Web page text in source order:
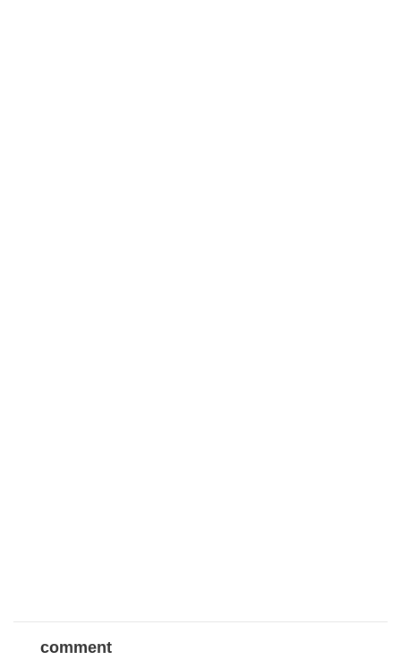
comment